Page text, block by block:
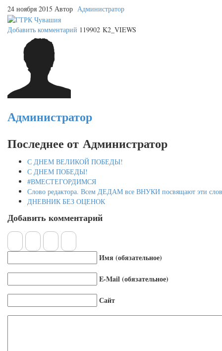
24 ноября 2015 Автор Администратор
Добавить комментарий 119902 K2_VIEWS
Администратор
Последнее от Администратор
С ДНЕМ ВЕЛИКОЙ ПОБЕДЫ!
С ДНЕМ ПОБЕДЫ!
#ВМЕСТЕГОРДИМСЯ
Слово редактора. Всем ДЕДАМ все ВНУКИ посвящают эти
ДНЕВНИК БЕЗ ОЦЕНОК
Добавить комментарий
Имя (обязательное)
E-Mail (обязательное)
Сайт